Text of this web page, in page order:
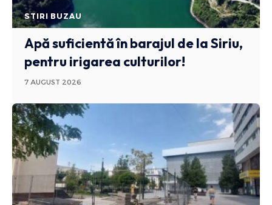
STIRI BUZAU
Apă suficientă în barajul de la Siriu,
pentru irigarea culturilor!
7 AUGUST 2026